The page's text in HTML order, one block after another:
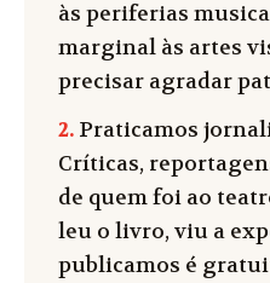
às periferias
marginal às artes
precisar agradar
2. Praticamos
Críticas,
de quem foi ao
leu o livro, viu a
publicamos é